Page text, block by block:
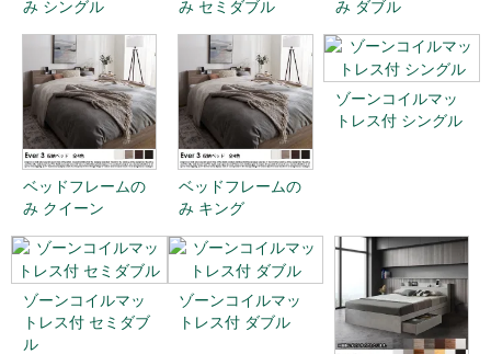
み シングル
み セミダブル
み ダブル
ベッドフレームの
み クイーン
ベッドフレームの
み キング
ゾーンコイルマッ
トレス付 シングル
ゾーンコイルマッ
トレス付 セミダブ
ル
ゾーンコイルマッ
トレス付 ダブル